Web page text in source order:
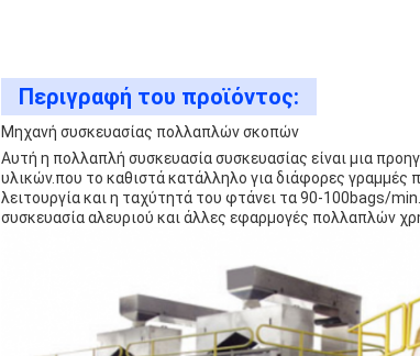
Περιγραφή του προϊόντος:
Μηχανή συσκευασίας πολλαπλών σκοπών
Αυτή η πολλαπλή συσκευασία συσκευασίας είναι μια
υλικών.που το καθιστά κατάλληλο για διάφορες γραμμές
λειτουργία και η ταχύτητά του φτάνει τα 90-100bags/min.
συσκευασία αλευριού και άλλες εφαρμογές πολλαπλών